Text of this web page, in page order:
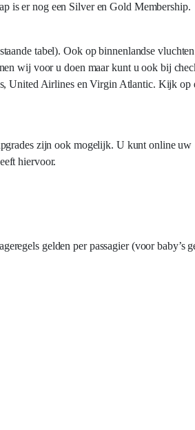
is er nog een Silver en Gold Membership.
tabel). Ook op binnenlandse
wij voor u doen maar kunt u ook bij
United Airlines en Virgin Atlantic. Kijk op
zijn ook mogelijk. U kunt online uw
hiervoor.
gelden per passagier (voor baby’s